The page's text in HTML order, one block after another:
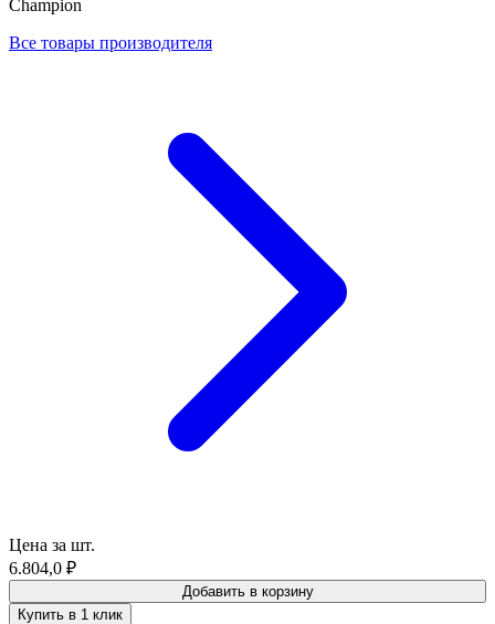
Champion
Все товары производителя
Цена за шт.
6.804,0 ₽
Добавить в корзину
Купить в 1 клик